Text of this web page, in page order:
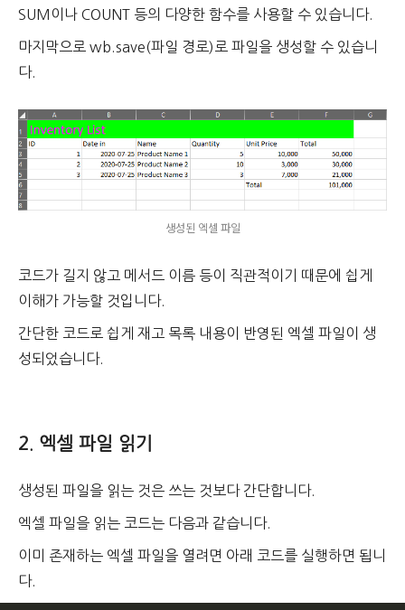
SUM이나 COUNT 등의 다양한 함수를 사용할 수 있습니다.
마지막으로 wb.save(파일 경로)로 파일을 생성할 수 있습니
다.
생성된 엑셀 파일
코드가 길지 않고 메서드 이름 등이 직관적이기 때문에 쉽게
이해가 가능할 것입니다.
간단한 코드로 쉽게 재고 목록 내용이 반영된 엑셀 파일이 생
성되었습니다.
2. 엑셀 파일 읽기
생성된 파일을 읽는 것은 쓰는 것보다 간단합니다.
엑셀 파일을 읽는 코드는 다음과 같습니다.
이미 존재하는 엑셀 파일을 열려면 아래 코드를 실행하면 됩니
다.